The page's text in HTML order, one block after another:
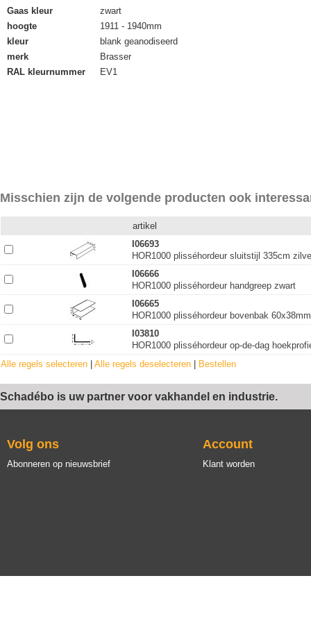
Gaas kleur
zwart
hoogte
1911 - 1940mm
kleur
blank geanodiseerd
merk
Brasser
RAL kleurnummer
EV1
Misschien zijn de volgende producten ook
artikel
I06693
HOR1000 plisséhordeur sluitstijl 335cm
I06666
HOR1000 plisséhordeur handgreep zwart
I06665
HOR1000 plisséhordeur bovenbak
I03810
HOR1000 plisséhordeur op-de-dag
Alle regels selecteren
Alle regels deselecteren Bestellen
Schadébo is uw partner voor vakhandel en industrie.
Volg ons
Abonneren op nieuwsbrief
Account
Klant worden